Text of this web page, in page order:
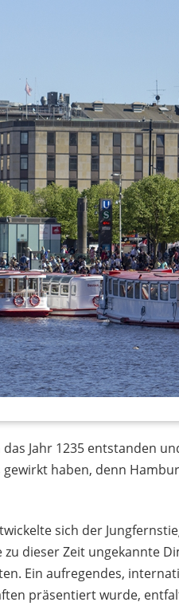
Jahr 1235 entstanden
haben, denn
sich der
dieser Zeit ungekannte
Ein aufregendes,
präsentiert wurde,